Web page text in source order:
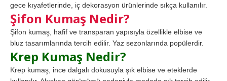
gece kıyafetlerinde, iç dekorasyon ürünlerinde sıkça kullanılır.
Şifon Kumaş Nedir?
Şifon kumaş, hafif ve transparan yapısıyla özellikle elbise ve
bluz tasarımlarında tercih edilir. Yaz sezonlarında popülerdir.
Krep Kumaş Nedir?
Krep kumaş, ince dalgalı dokusuyla şık elbise ve eteklerde